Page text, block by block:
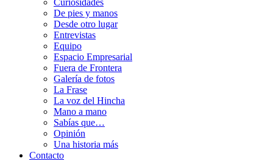
Curiosidades
De pies y manos
Desde otro lugar
Entrevistas
Equipo
Espacio Empresarial
Fuera de Frontera
Galería de fotos
La Frase
La voz del Hincha
Mano a mano
Sabías que…
Opinión
Una historia más
Contacto